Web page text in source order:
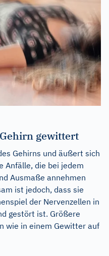
gewittert
Gehirns und äußert sich
Anfälle, die bei jedem
Ausmaße annehmen
ist jedoch, dass sie
der Nervenzellen in
gestört ist. Größere
wie in einem Gewitter auf